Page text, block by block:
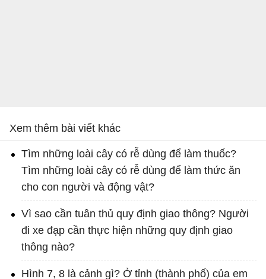
Xem thêm bài viết khác
Tìm những loài cây có rễ dùng để làm thuốc?
Tìm những loài cây có rễ dùng để làm thức ăn
cho con người và động vật?
Vì sao cần tuân thủ quy định giao thông? Người
đi xe đạp cần thực hiện những quy định giao
thông nào?
Hình 7, 8 là cảnh gì? Ở tỉnh (thành phố) của em